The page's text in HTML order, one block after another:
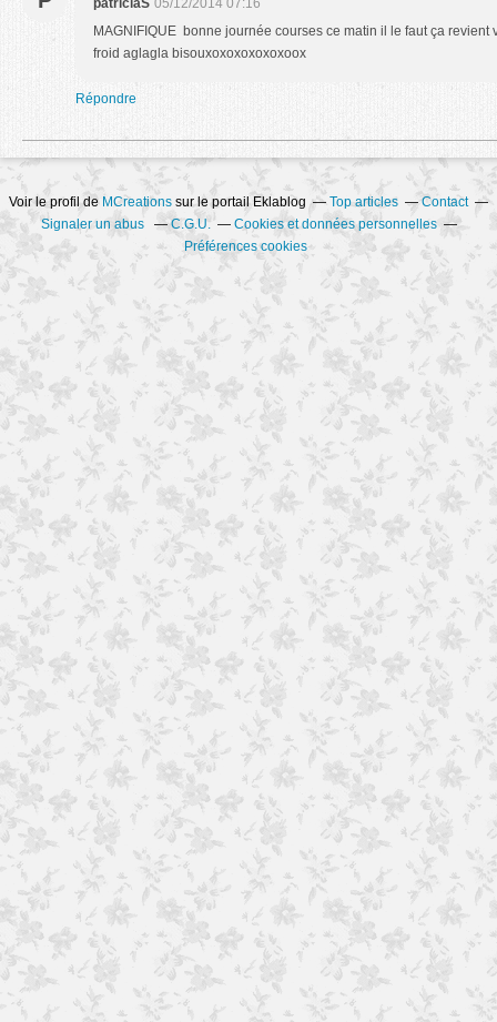
patriciaS 05/12/2014 07:16
MAGNIFIQUE bonne journée courses ce matin il le faut ça revient
froid aglagla bisouxoxoxoxoxoxoox
Répondre
Voir le profil de MCreations sur le portail Eklablog Top articles
Contact
Signaler un abus
C.G.U.
Cookies et données personnelles
Préférences cookies